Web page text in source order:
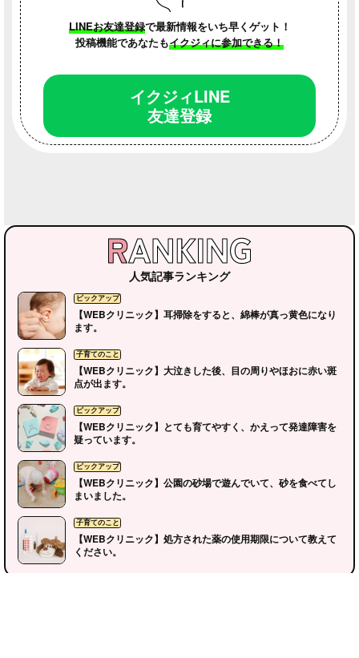
イクジィの部屋
LINEお友達登録で最新情報をいち早くゲット！
投稿機能であなたもイクジィに参加できる！
イクジィLINE
友達登録
人気記事ランキング
【WEBクリニック】耳掃除をすると、綿棒が真っ黄色になり
ます。
【WEBクリニック】大泣きした後、目の周りやほおに赤い斑
点が出ます。
【WEBクリニック】とても育てやすく、かえって発達障害を
疑っています。
【WEBクリニック】公園の砂場で遊んでいて、砂を食べてし
まいました。
【WEBクリニック】処方された薬の使用期限について教えて
ください。